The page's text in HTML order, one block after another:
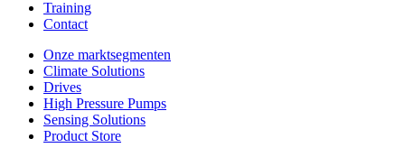
Training
Contact
Onze marktsegmenten
Climate Solutions
Drives
High Pressure Pumps
Sensing Solutions
Product Store